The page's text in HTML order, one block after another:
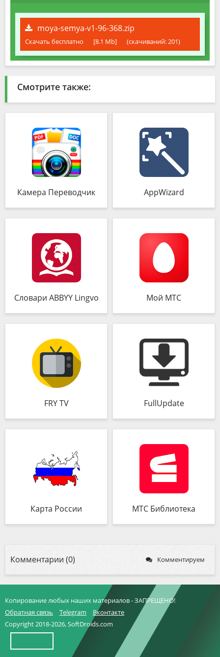
moya-semya-v1-96-368.zip
Скачать бесплатно [8.1 Mb] (cкачиваний: 201)
Смотрите также:
Камера Переводчик AppWizard
Словари ABBYY Lingvo Мой МТС
FRY TV FullUpdate
Карта России МТС Библиотека
Комментарии (0) Комментируем
Копирование любых наших материалов - ЗАПРЕЩЕНО!
Обратная связь
Telegram
Вконтакте
Copyright 2018-2026, SoftDroids.com